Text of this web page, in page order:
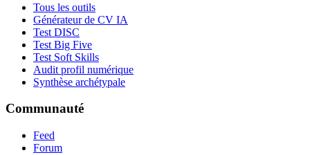
Tous les outils
Générateur de CV IA
Test DISC
Test Big Five
Test Soft Skills
Audit profil numérique
Synthèse archétypale
Communauté
Feed
Forum